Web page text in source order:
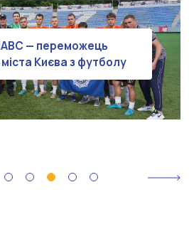
— переможець
Києва з футболу